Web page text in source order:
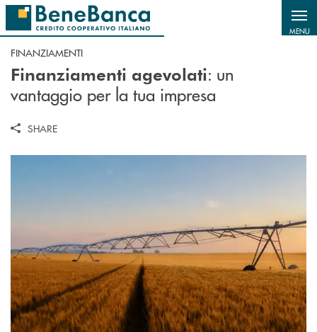
Salta al contenuto principale
MENU
FINANZIAMENTI
Finanziamenti agevolati: un
vantaggio per la tua impresa
SHARE